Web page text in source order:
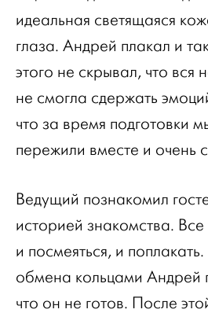
идеальная светящаяся
глаза. Андрей плакал и
этого не скрывал, что
не смогла сдержать
что за время подготовки
пережили вместе и очень
Ведущий познакомил
историей знакомства. Все
и посмеяться, и
обмена кольцами Андрей
что он не готов. После